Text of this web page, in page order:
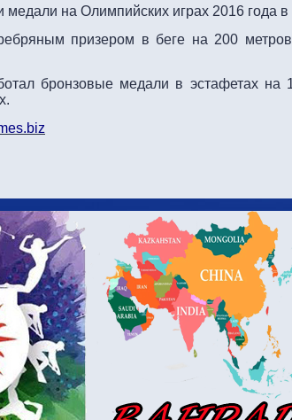
медали на Олимпийских играх 2016 года
призером в беге на 200 метров
бронзовые медали в эстафетах